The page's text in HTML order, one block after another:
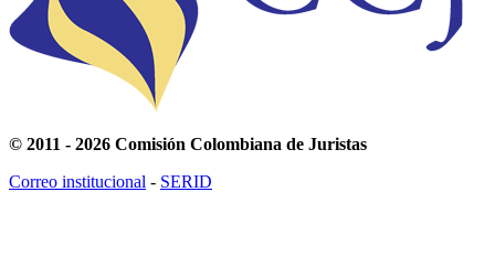
© 2011 - 2026 Comisión Colombiana de Juristas
Correo institucional - SERID